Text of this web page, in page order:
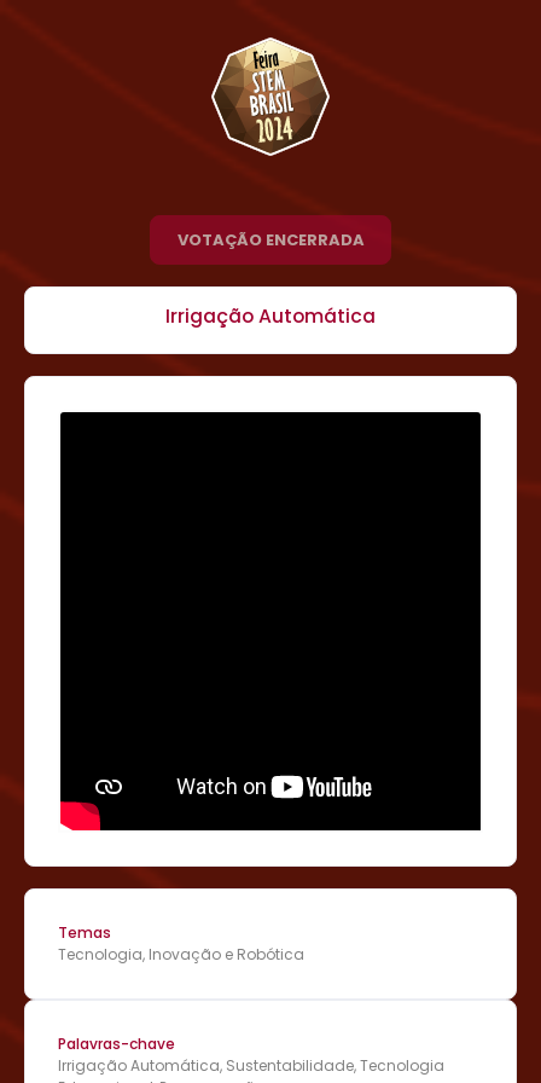
VOTAÇÃO ENCERRADA
Irrigação Automática
Temas
Tecnologia, Inovação e Robótica
Palavras-chave
Irrigação Automática, Sustentabilidade, Tecnologia